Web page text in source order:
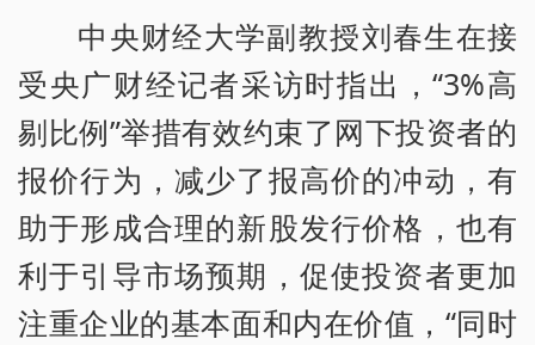
中央财经大学副教授刘春生在接
受央广财经记者采访时指出，“3%高
剔比例”举措有效约束了网下投资者的
报价行为，减少了报高价的冲动，有
助于形成合理的新股发行价格，也有
利于引导市场预期，促使投资者更加
注重企业的基本面和内在价值，“同时